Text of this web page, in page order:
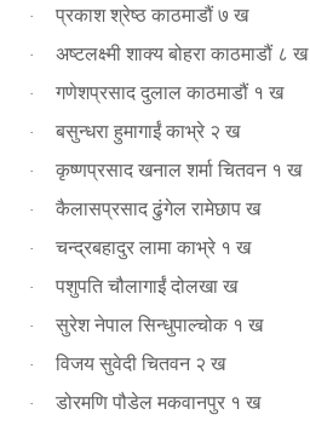
· प्रकाश श्रेष्ठ काठमाडौं ७ ख
· अष्टलक्ष्मी शाक्य बोहरा काठमाडौं ८ ख
· गणेशप्रसाद दुलाल काठमाडौं १ ख
· बसुन्धरा हुमागाईं काभ्रे २ ख
· कृष्णप्रसाद खनाल शर्मा चितवन १ ख
· कैलासप्रसाद ढुंगेल रामेछाप ख
· चन्द्रबहादुर लामा काभ्रे १ ख
· पशुपति चौलागाईं दोलखा ख
· सुरेश नेपाल सिन्धुपाल्चोक १ ख
· विजय सुवेदी चितवन २ ख
· डोरमणि पौडेल मकवानपुर १ ख